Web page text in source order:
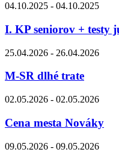
04.10.2025 - 04.10.2025
I. KP seniorov + testy
25.04.2026 - 26.04.2026
M-SR dlhé trate
02.05.2026 - 02.05.2026
Cena mesta Nováky
09.05.2026 - 09.05.2026